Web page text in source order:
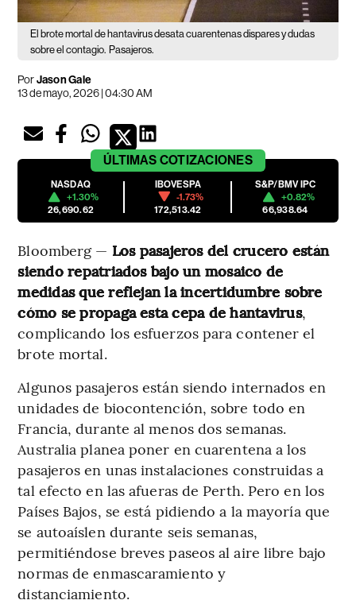
El brote mortal de hantavirus desata cuarentenas dispares y dudas
sobre el contagio. Pasajeros.
PorJason Gale
13 de mayo, 2026 | 04:30 AM
ÚLTIMAS COTIZACIONES
NASDAQ
+1.30%
26,690.62
IBOVESPA
-1.73%
172,513.42
S&P/BMV IPC
+0.82%
66,938.64
Bloomberg — Los pasajeros del crucero están
siendo repatriados bajo un mosaico de
medidas que reflejan la incertidumbre sobre
cómo se propaga esta cepa de hantavirus,
complicando los esfuerzos para contener el
brote mortal.
Algunos pasajeros están siendo internados en
unidades de biocontención, sobre todo en
Francia, durante al menos dos semanas.
Australia planea poner en cuarentena a los
pasajeros en unas instalaciones construidas a
tal efecto en las afueras de Perth. Pero en los
Países Bajos, se está pidiendo a la mayoría que
se autoaíslen durante seis semanas,
permitiéndose breves paseos al aire libre bajo
normas de enmascaramiento y
distanciamiento.